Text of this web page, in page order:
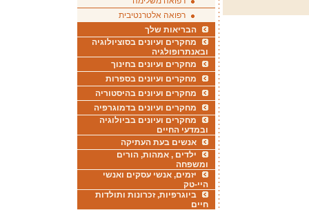
רפואה אלטרנטיבית
הבריאות שלך
מחקרים ועיונים בסוציולוגיה
ובאנתרופולגיה
מחקרים ועיונים בחינוך
מחקרים ועיונים בספרות
מחקרים ועיונים בהיסטוריה
מחקרים ועיונים בדמוגרפיה
מחקרים ועיונים בביולוגיה
ובמדעי החיים
אנשים בעת העתיקה
ילדים , אמהות, הורים
ומשפחה
יזמים, אנשי עסקים ואנשי
היי-טק
ביוגרפיות, זכרונות ותולדות
חיים